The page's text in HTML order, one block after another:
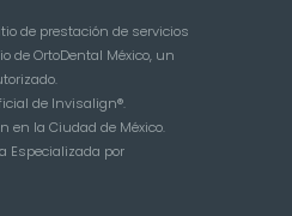
de prestación de servicios
de OrtoDental México, un
de Invisalign®.
en la Ciudad de México.
Especializada por